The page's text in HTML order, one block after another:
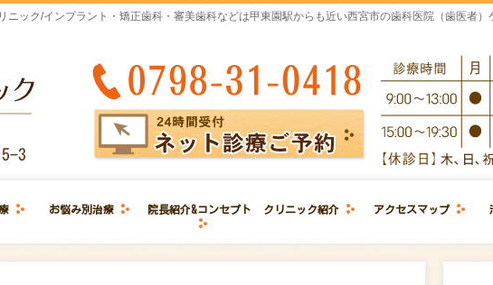
ニック/インプラント・矯正歯科・審美歯科などは甲東園駅からも近い西宮市の歯科医院（歯医者）
お悩み別治療 院長紹介&コンセプト クリニック紹介 アクセスマップ